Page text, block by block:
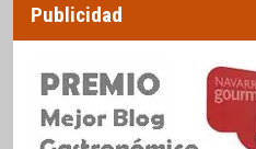
Publicidad